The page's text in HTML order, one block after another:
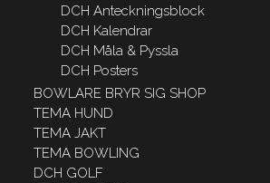
DCH Anteckningsblock
DCH Kalendrar
DCH Måla & Pyssla
DCH Posters
BOWLARE BRYR SIG SHOP
TEMA HUND
TEMA JAKT
TEMA BOWLING
DCH GOLF